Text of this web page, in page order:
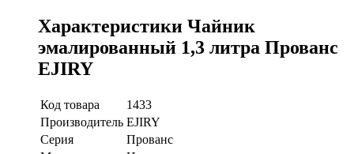
Характеристики Чайник
эмалированный 1,3 литра Прованс
EJIRY
Код товара
1433
Производитель EJIRY
Серия
Прованс